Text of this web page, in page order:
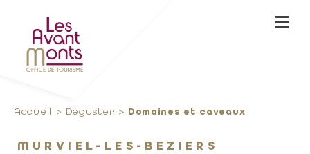
Accueil Déguster Domaines et caveaux
MURVIEL-LES-BEZIERS